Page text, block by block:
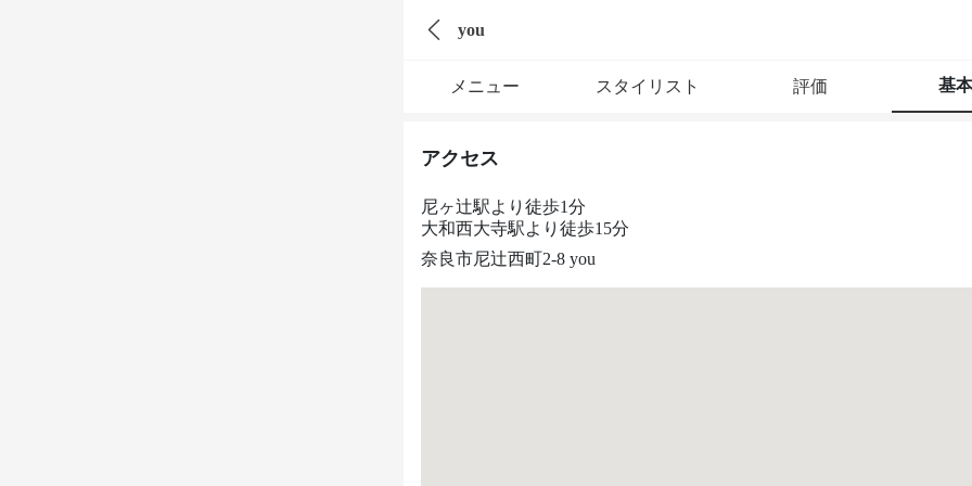
you
メニュー スタイリスト 評価 基
アクセス
尼ヶ辻駅より徒歩1分
大和西大寺駅より徒歩15分
奈良市尼辻西町2-8 you